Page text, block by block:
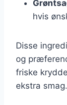
hvis
Disse
og
friske
ekstra smag.